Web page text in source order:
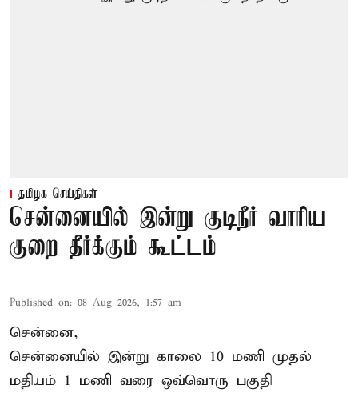
தமிழக செய்திகள்
சென்னையில் இன்று குடிநீர் வாரிய
குறை தீர்க்கும் கூட்டம்
Published on: 08 Aug 2026, 1:57 am
சென்னை,
சென்னையில் இன்று காலை 10 மணி முதல்
மதியம் 1 மணி வரை ஒவ்வொரு பகுதி